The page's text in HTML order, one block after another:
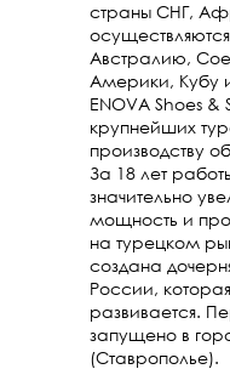
страны СНГ,
Австралию,
Америки, Кубу
ENOVA Shoes &
крупнейших
производству
За 18 лет
значительно
мощность и
на турецком
создана
России,
развивается.
запущено в
(Ставрополье).